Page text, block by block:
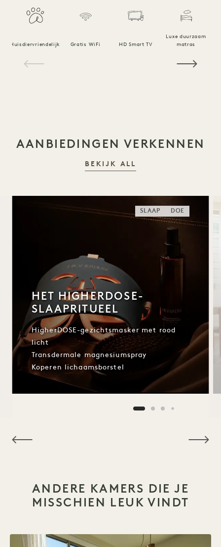
Huisdiervriendelijk Gratis WiFi HD Smart TV
Luxe duurzaam
matras
AANBIEDINGEN VERKENNEN
BEKIJK ALL
SLAAP DOE
HET HIGHERDOSE-
SLAAPRITUEEL
HigherDOSE-gezichtsmasker met rood
licht
Transdermale magnesiumspray
Koperen lichaamsborstel
ANDERE KAMERS DIE JE
MISSCHIEN LEUK VINDT